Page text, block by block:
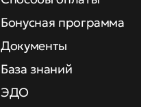
Бонусная программа
Документы
База знаний
ЭДО